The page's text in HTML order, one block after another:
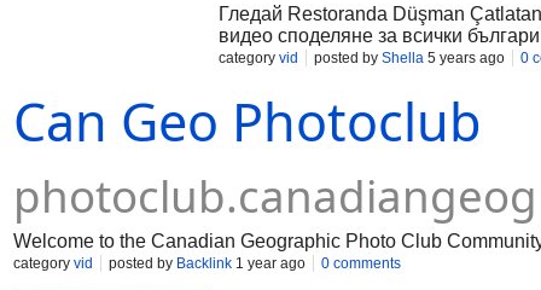
Гледай Restoranda Düşman
видео споделяне за всички
category vid posted by Shella 5 years ago 0
Can Geo Photoclub
Welcome to the Canadian Geographic Photo Club
category vid posted by Backlink 1 year ago 0 comments